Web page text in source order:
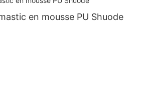
en mousse PU Shuode